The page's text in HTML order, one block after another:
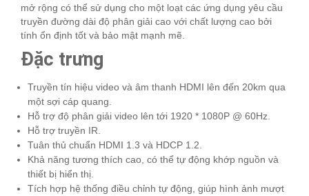
mở rộng có thể sử dụng cho một loạt các ứng dụng yêu cầu
truyền đường dài độ phân giải cao với chất lượng cao bởi
tính ổn định tốt và bảo mật mạnh mẽ.
Đặc trưng
Truyền tín hiệu video và âm thanh HDMI lên đến 20km qua
một sợi cáp quang.
Hỗ trợ độ phân giải video lên tới 1920 * 1080P @ 60Hz.
Hỗ trợ truyền IR.
Tuân thủ chuẩn HDMI 1.3 và HDCP 1.2.
Khả năng tương thích cao, có thể tự động khớp nguồn và
thiết bị hiển thị.
Tích hợp hệ thống điều chỉnh tự động, giúp hình ảnh mượt